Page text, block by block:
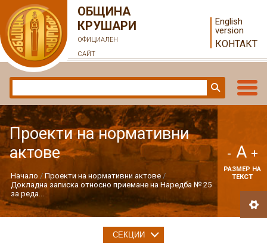
ОБЩИНА
КРУШАРИ
ОФИЦИАЛЕН
САЙТ
English
version
КОНТАКТ
Проекти на нормативни
актове
Начало
Проекти на нормативни актове
Докладна записка относно приемане на Наредба № 25
за реда...
- A +
РАЗМЕР НА
ТЕКСТ
СЕКЦИИ